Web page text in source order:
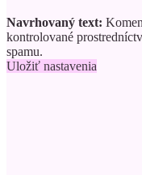
Navrhovaný text:
kontrolované
spamu.
Uložiť nastavenia